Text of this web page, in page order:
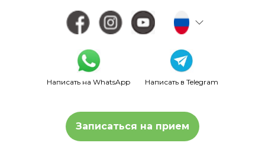
Написать на WhatsApp Написать в Telegram
Записаться на прием